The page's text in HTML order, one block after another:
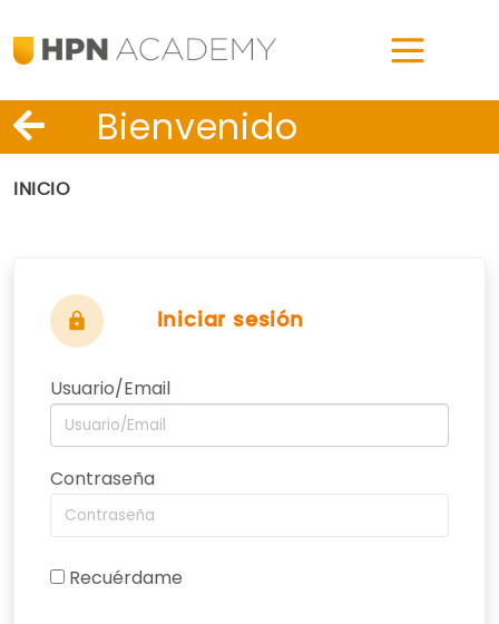
Bienvenido
INICIO
Iniciar sesión
Usuario/Email
Contraseña
Recuérdame